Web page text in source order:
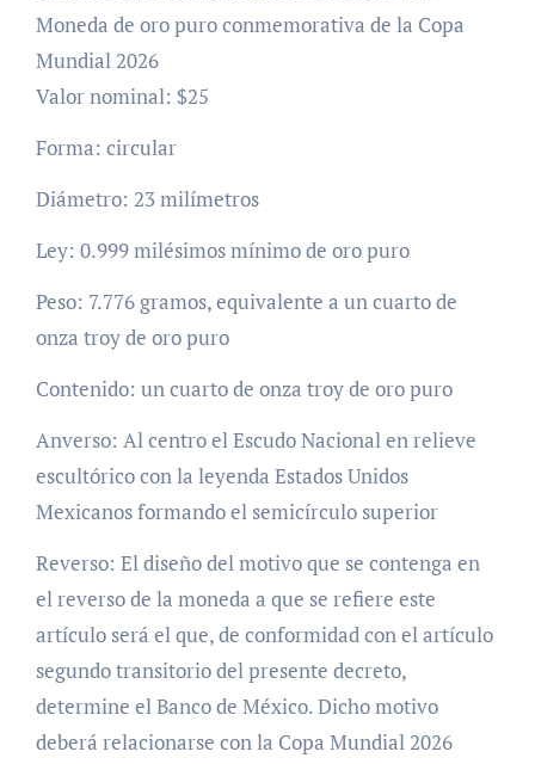
Moneda de oro puro conmemorativa de la Copa
Mundial 2026
Valor nominal: $25
Forma: circular
Diámetro: 23 milímetros
Ley: 0.999 milésimos mínimo de oro puro
Peso: 7.776 gramos, equivalente a un cuarto de
onza troy de oro puro
Contenido: un cuarto de onza troy de oro puro
Anverso: Al centro el Escudo Nacional en relieve
escultórico con la leyenda Estados Unidos
Mexicanos formando el semicírculo superior
Reverso: El diseño del motivo que se contenga en
el reverso de la moneda a que se refiere este
artículo será el que, de conformidad con el artículo
segundo transitorio del presente decreto,
determine el Banco de México. Dicho motivo
deberá relacionarse con la Copa Mundial 2026